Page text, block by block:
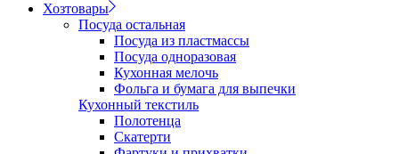
Хозтовары
Посуда остальная
Посуда из пластмассы
Посуда одноразовая
Кухонная мелочь
Фольга и бумага для выпечки
Кухонный текстиль
Полотенца
Скатерти